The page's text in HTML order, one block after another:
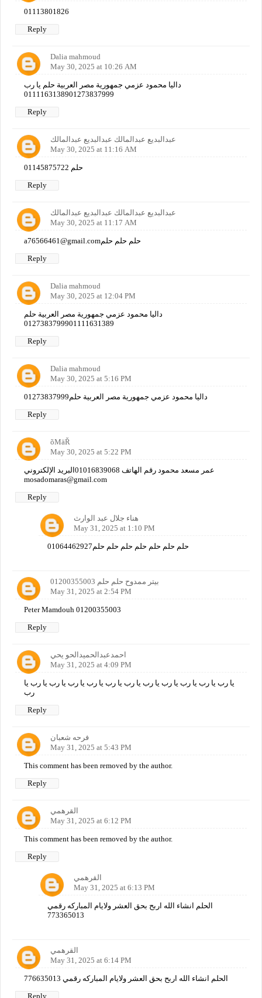
01113801826
Reply
Dalia mahmoud
May 30, 2025 at 10:26 AM
داليا محمود عزمي جمهورية مصر العربية حلم يا رب
0111163138901273837999
Reply
عبدالبديع عبدالمالك عبدالبديع عبدالمالك
May 30, 2025 at 11:16 AM
01145875722 حلم
Reply
عبدالبديع عبدالمالك عبدالبديع عبدالمالك
May 30, 2025 at 11:17 AM
a76566461@gmail.comحلم حلم حلم
Reply
Dalia mahmoud
May 30, 2025 at 12:04 PM
داليا محمود عزمي جمهورية مصر العربية حلم
0127383799901111631389
Reply
Dalia mahmoud
May 30, 2025 at 5:16 PM
داليا محمود عزمي جمهورية مصر العربية حلم01273837999
Reply
õMäŘ
May 30, 2025 at 5:22 PM
عمر مسعد محمود رقم الهاتف 01016839068البريد الإلكتروني
mosadomaras@gmail.com
Reply
هناء جلال عبد الوارث
May 31, 2025 at 1:10 PM
01064462927حلم حلم حلم حلم حلم حلم حلم
بيتر ممدوح حلم حلم 01200355003
May 31, 2025 at 2:54 PM
Peter Mamdouh 01200355003
Reply
احمدعبدالحميدالحو يحي
May 31, 2025 at 4:09 PM
يا رب يا رب يا رب يا رب يا رب يا رب يا رب يا رب يا رب يا رب يا رب يا
رب
Reply
فرحه شعبان
May 31, 2025 at 5:43 PM
This comment has been removed by the author.
Reply
القرهمي
May 31, 2025 at 6:12 PM
This comment has been removed by the author.
Reply
القرهمي
May 31, 2025 at 6:13 PM
الحلم انشاء الله اربح بحق العشر ولايام المباركه رقمي
773365013
القرهمي
May 31, 2025 at 6:14 PM
الحلم انشاء الله اربح بحق العشر ولايام المباركه رقمي 776635013
Reply